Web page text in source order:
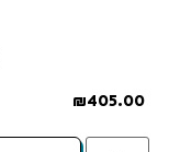
405.00
₪